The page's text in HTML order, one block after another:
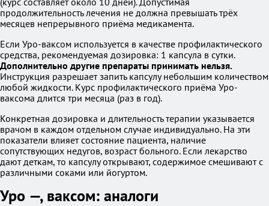
продолжительность лечения не должна превышать трёх
месяцев непрерывного приёма медикамента.
Если Уро-ваксом используется в качестве профилактического
средства, рекомендуемая дозировка: 1 капсула в сутки.
Дополнительно другие препараты принимать нельзя.
Инструкция разрешает запить капсулу небольшим количеством
любой жидкости. Курс профилактического приёма Уро-
ваксома длится три месяца (раз в год).
Конкретная дозировка и длительность терапии указывается
врачом в каждом отдельном случае индивидуально. На эти
показатели влияет состояние пациента, наличие
сопутствующих недугов, возраст больного. Если лекарство
дают деткам, то капсулу открывают, содержимое смешивают с
различными соками или йогуртом.
Уро —, ваксом: аналоги